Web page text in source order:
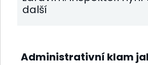
další
Administrativní klam